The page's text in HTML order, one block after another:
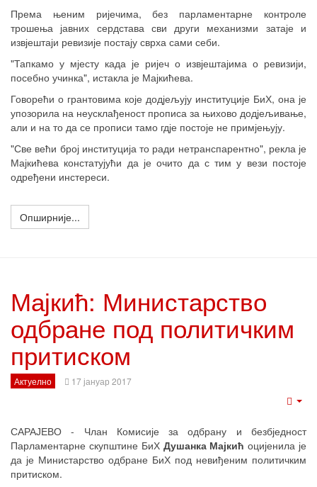
Према њеним ријечима, без парламентарне контроле
трошења јавних сердстава сви други механизми затаје и
извјештаји ревизије постају сврха сами себи.
"Тапкамо у мјесту када је ријеч о извјештајима о ревизији,
посебно учинка", истакла је Мајкићева.
Говорећи о грантовима које додјељују институције БиХ, она је
упозорила на неусклађеност прописа за њихово додјељивање,
али и на то да се прописи тамо гдје постоје не примјењују.
"Све већи број институција то ради нетранспарентно", рекла је
Мајкићева констатујући да је очито да с тим у вези постоје
одређени инстереси.
Опширније...
Мајкић: Министарство
одбране под политичким
притиском
Актуелно 17 јануар 2017
САРАЈЕВО - Члан Комисије за одбрану и безбједност
Парламентарне скупштине БиХ Душанка Мајкић оцијенила је
да је Министарство одбране БиХ под невиђеним политичким
притиском.